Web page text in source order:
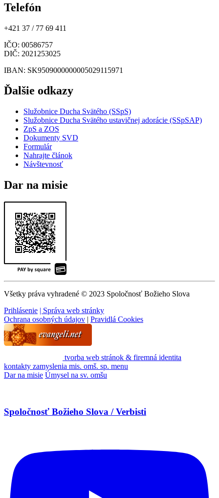
Telefón
+421 37 / 77 69 411
IČO: 00586757
DIČ: 2021253025
IBAN: SK9509000000005029115971
Ďalšie odkazy
Služobnice Ducha Svätého (SSpS)
Služobnice Ducha Svätého ustavičnej adorácie (SSpSAP)
ZpS a ZOS
Dokumenty SVD
Formulár
Nahrajte článok
Návštevnosť
Dar na misie
Všetky práva vyhradené © 2023 Spoločnosť Božieho Slova
Prihlásenie | Správa web stránky
Ochrana osobných údajov | Pravidlá Cookies
tvorba web stránok & firemná identita
kontakty zamyslenia mis. omš. sp. menu
Dar na misie Úmysel na sv. omšu
Spoločnosť Božieho Slova / Verbisti